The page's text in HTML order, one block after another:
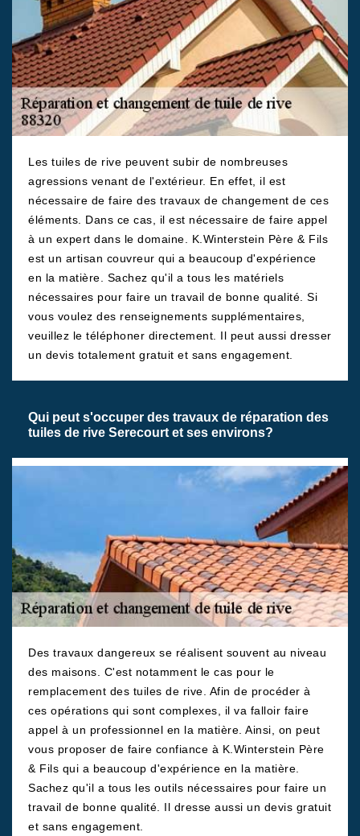
Les tuiles de rive peuvent subir de nombreuses
agressions venant de l'extérieur. En effet, il est
nécessaire de faire des travaux de changement de ces
éléments. Dans ce cas, il est nécessaire de faire appel
à un expert dans le domaine. K.Winterstein Père & Fils
est un artisan couvreur qui a beaucoup d'expérience
en la matière. Sachez qu'il a tous les matériels
nécessaires pour faire un travail de bonne qualité. Si
vous voulez des renseignements supplémentaires,
veuillez le téléphoner directement. Il peut aussi dresser
un devis totalement gratuit et sans engagement.
Qui peut s'occuper des travaux de réparation des
tuiles de rive Serecourt et ses environs?
Des travaux dangereux se réalisent souvent au niveau
des maisons. C'est notamment le cas pour le
remplacement des tuiles de rive. Afin de procéder à
ces opérations qui sont complexes, il va falloir faire
appel à un professionnel en la matière. Ainsi, on peut
vous proposer de faire confiance à K.Winterstein Père
& Fils qui a beaucoup d'expérience en la matière.
Sachez qu'il a tous les outils nécessaires pour faire un
travail de bonne qualité. Il dresse aussi un devis gratuit
et sans engagement.